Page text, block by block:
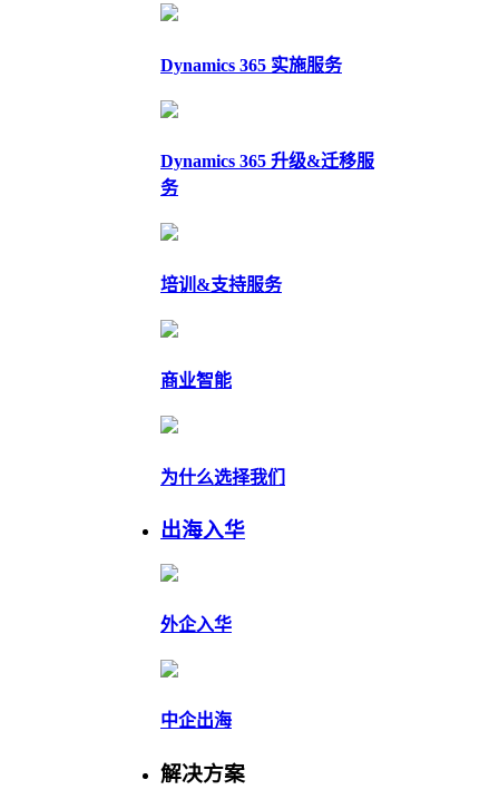
Dynamics 365 实施服务
Dynamics 365 升级&迁移服
务
培训&支持服务
商业智能
为什么选择我们
出海入华
外企入华
中企出海
解决方案